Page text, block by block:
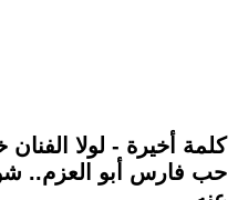
كلمة أخيرة - لولا
حب فارس أبو العزم..